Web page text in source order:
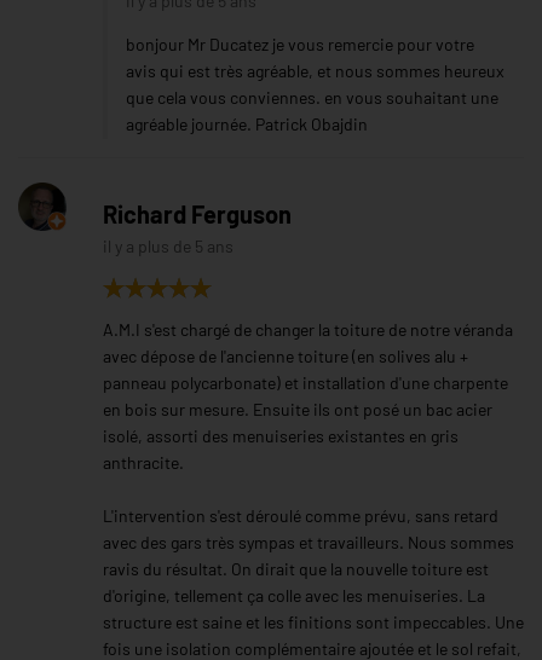
bonjour Mr Ducatez je vous remercie pour votre
avis qui est très agréable, et nous sommes heureux
que cela vous conviennes. en vous souhaitant une
agréable journée. Patrick Obajdin
Richard Ferguson
il y a plus de 5 ans
A.M.I s'est chargé de changer la toiture de notre véranda
avec dépose de l'ancienne toiture (en solives alu +
panneau polycarbonate) et installation d'une charpente
en bois sur mesure. Ensuite ils ont posé un bac acier
isolé, assorti des menuiseries existantes en gris
anthracite.
L'intervention s'est déroulé comme prévu, sans retard
avec des gars très sympas et travailleurs. Nous sommes
ravis du résultat. On dirait que la nouvelle toiture est
d'origine, tellement ça colle avec les menuiseries. La
structure est saine et les finitions sont impeccables. Une
fois une isolation complémentaire ajoutée et le sol refait,